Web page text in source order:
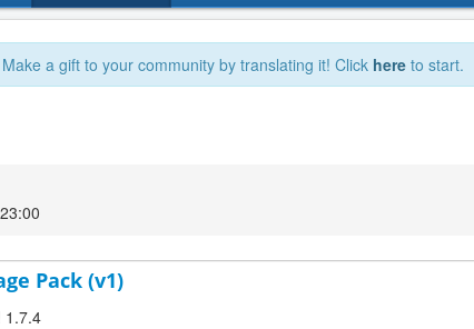
a gift to your community by translating it! Click here to start.
Pack (v1)
1.7.4